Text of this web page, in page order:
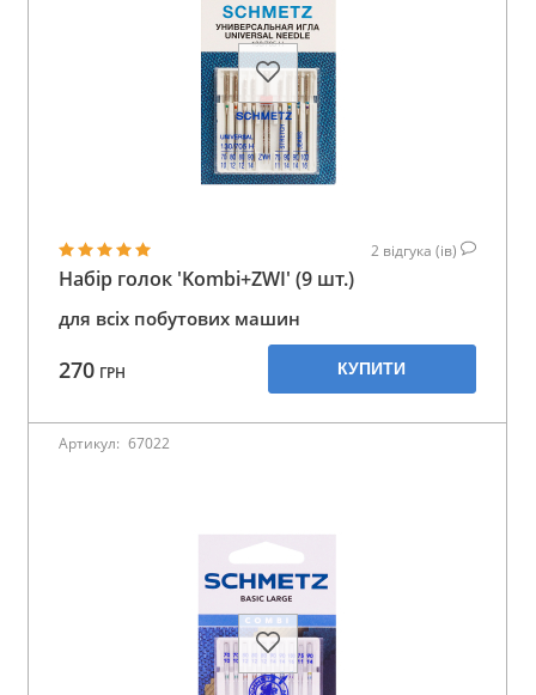
2 відгука (ів)
Набір голок 'Kombi+ZWI' (9 шт.)
для всіх побутових машин
270 ГРН КУПИТИ
Артикул: 67022